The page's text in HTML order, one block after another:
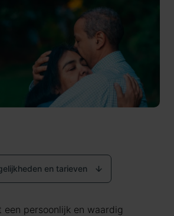
en tarieven
een persoonlijk en waardig